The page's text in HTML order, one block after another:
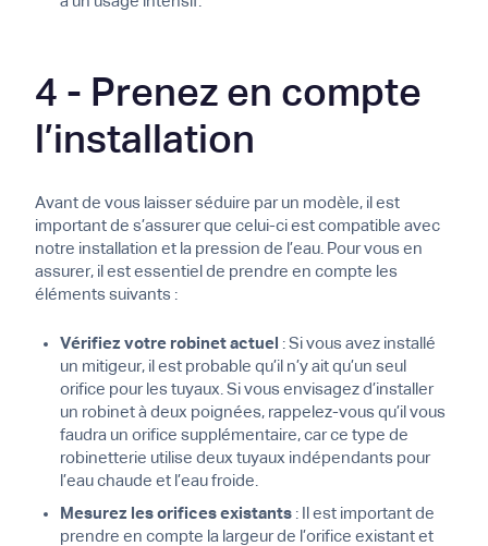
4 - Prenez en compte
l’installation
Avant de vous laisser séduire par un modèle, il est
important de s’assurer que celui-ci est compatible avec
notre installation et la pression de l’eau. Pour vous en
assurer, il est essentiel de prendre en compte les
éléments suivants :
Vérifiez votre robinet actuel : Si vous avez installé
un mitigeur, il est probable qu’il n’y ait qu’un seul
orifice pour les tuyaux. Si vous envisagez d’installer
un robinet à deux poignées, rappelez-vous qu’il vous
faudra un orifice supplémentaire, car ce type de
robinetterie utilise deux tuyaux indépendants pour
l’eau chaude et l’eau froide.
Mesurez les orifices existants: Il est important de
prendre en compte la largeur de l’orifice existant et